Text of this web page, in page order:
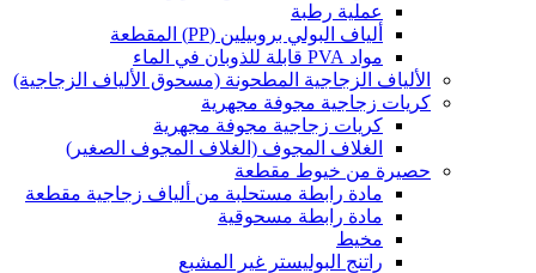
عملية رطبة
ألياف البولي بروبيلين (PP) المقطعة
مواد PVA قابلة للذوبان في الماء
الألياف الزجاجية المطحونة (مسحوق الألياف الزجاجية)
كريات زجاجية مجوفة مجهرية
كريات زجاجية مجوفة مجهرية
الغلاف المجوف (الغلاف المجوف الصغير)
حصيرة من خيوط مقطعة
مادة رابطة مستحلبة من ألياف زجاجية مقطعة
مادة رابطة مسحوقية
مخيط
راتنج البوليستر غير المشبع